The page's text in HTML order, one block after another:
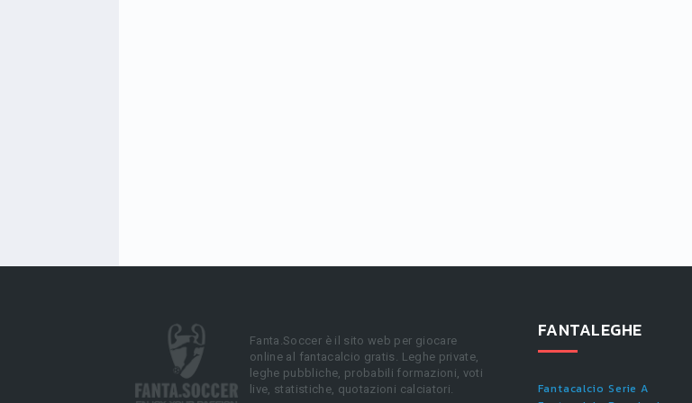
Fanta.Soccer è il sito web per giocare
online al fantacalcio gratis. Leghe private,
leghe pubbliche, probabili formazioni, voti
live, statistiche, quotazioni calciatori.
FANTALEGHE
Fantacalcio Serie A